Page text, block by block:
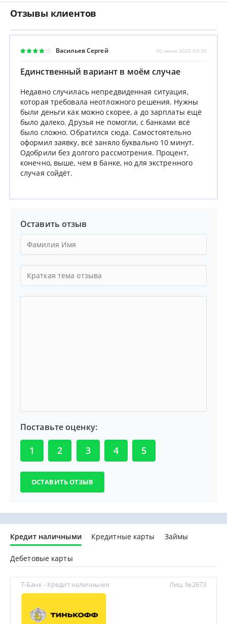
Отзывы клиентов
Васильев Сергей 30 июня 2025 09:39
Единственный вариант в моём случае
Недавно случилась непредвиденная ситуация,
которая требовала неотложного решения. Нужны
были деньги как можно скорее, а до зарплаты ещё
было далеко. Друзья не помогли, с банками всё
было сложно. Обратился сюда. Самостоятельно
оформил заявку, всё заняло буквально 10 минут.
Одобрили без долгого рассмотрения. Процент,
конечно, выше, чем в банке, но для экстренного
случая сойдёт.
Оставить отзыв
Поставьте оценку:
1 2 3 4 5
Кредит наличными Кредитные карты Займы
Дебетовые карты
Т-Банк - Кредит наличными Лиц. №2673